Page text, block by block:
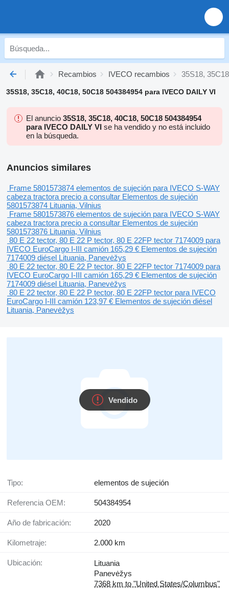
Recambios IVECO recambios 35S18,
35S18, 35C18, 40C18, 50C18 504384954 para IVECO DAILY VI
El anuncio 35S18, 35C18, 40C18, 50C18 504384954
para IVECO DAILY VI se ha vendido y no está incluido
en la búsqueda.
Anuncios similares
Frame 5801573874 elementos de sujeción para IVECO S-WAY
cabeza tractora precio a consultar Elementos de sujeción
5801573874 Lituania, Vilnius
Frame 5801573876 elementos de sujeción para IVECO S-WAY
cabeza tractora precio a consultar Elementos de sujeción
5801573876 Lituania, Vilnius
80 E 22 tector, 80 E 22 P tector, 80 E 22FP tector 7174009 para
IVECO EuroCargo I-III camión 165,29 € Elementos de sujeción
7174009 diésel Lituania, Panevėžys
80 E 22 tector, 80 E 22 P tector, 80 E 22FP tector 7174009 para
IVECO EuroCargo I-III camión 165,29 € Elementos de sujeción
7174009 diésel Lituania, Panevėžys
80 E 22 tector, 80 E 22 P tector, 80 E 22FP tector para IVECO
EuroCargo I-III camión 123,97 € Elementos de sujeción diésel
Lituania, Panevėžys
Vendido
Tipo: elementos de sujeción
Referencia OEM: 504384954
Año de fabricación: 2020
Kilometraje: 2.000 km
Ubicación:
Lituania
Panevėžys
7368 km to "United States/Columbus"